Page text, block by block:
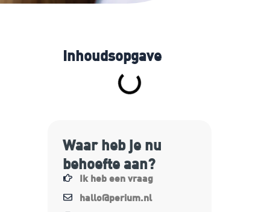
Inhoudsopgave
Waar heb je nu
behoefte aan?
Ik heb een vraag
hallo@perium.nl